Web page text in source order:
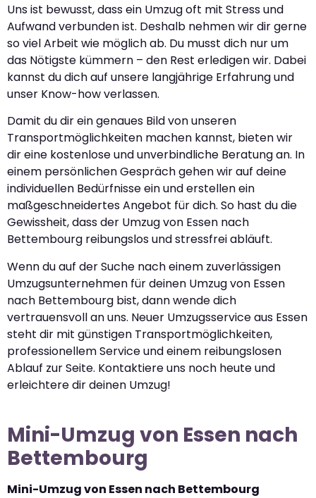
Uns ist bewusst, dass ein Umzug oft mit Stress und
Aufwand verbunden ist. Deshalb nehmen wir dir gerne
so viel Arbeit wie möglich ab. Du musst dich nur um
das Nötigste kümmern – den Rest erledigen wir. Dabei
kannst du dich auf unsere langjährige Erfahrung und
unser Know-how verlassen.
Damit du dir ein genaues Bild von unseren
Transportmöglichkeiten machen kannst, bieten wir
dir eine kostenlose und unverbindliche Beratung an. In
einem persönlichen Gespräch gehen wir auf deine
individuellen Bedürfnisse ein und erstellen ein
maßgeschneidertes Angebot für dich. So hast du die
Gewissheit, dass der Umzug von Essen nach
Bettembourg reibungslos und stressfrei abläuft.
Wenn du auf der Suche nach einem zuverlässigen
Umzugsunternehmen für deinen Umzug von Essen
nach Bettembourg bist, dann wende dich
vertrauensvoll an uns. Neuer Umzugsservice aus Essen
steht dir mit günstigen Transportmöglichkeiten,
professionellem Service und einem reibungslosen
Ablauf zur Seite. Kontaktiere uns noch heute und
erleichtere dir deinen Umzug!
Mini-Umzug von Essen nach
Bettembourg
Mini-Umzug von Essen nach Bettembourg